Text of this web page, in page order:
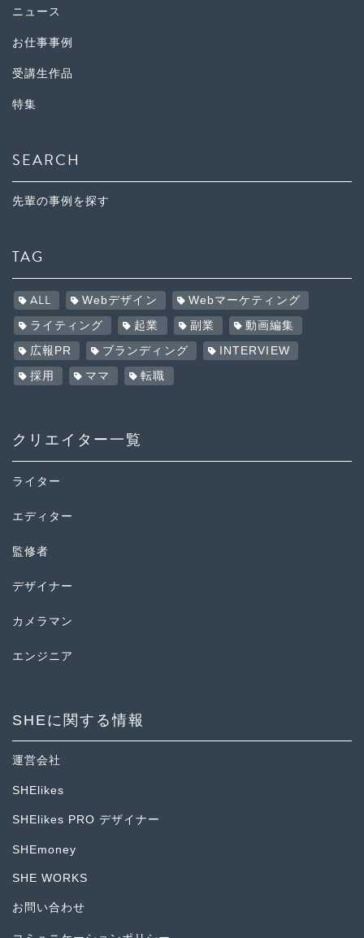
ニュース
お仕事事例
受講生作品
特集
SEARCH
先輩の事例を探す
TAG
ALL Webデザイン Webマーケティング
ライティング 起業 副業 動画編集
広報PR ブランディング INTERVIEW
採用 ママ 転職
クリエイター一覧
ライター
エディター
監修者
デザイナー
カメラマン
エンジニア
SHEに関する情報
運営会社
SHElikes
SHElikes PRO デザイナー
SHEmoney
SHE WORKS
お問い合わせ